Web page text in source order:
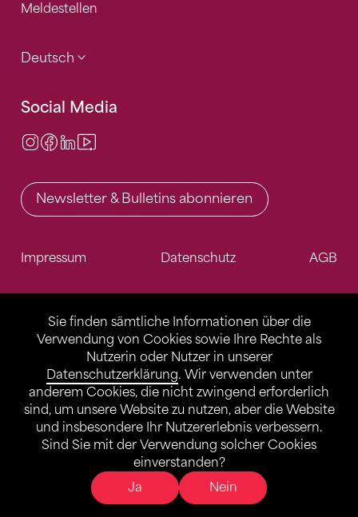
Sie finden sämtliche Informationen über die
Verwendung von Cookies sowie Ihre Rechte als
Nutzerin oder Nutzer in unserer
Datenschutzerklärung. Wir verwenden unter
anderem Cookies, die nicht zwingend erforderlich
sind, um unsere Website zu nutzen, aber die Website
und insbesondere Ihr Nutzererlebnis verbessern.
Sind Sie mit der Verwendung solcher Cookies
einverstanden?
Ja
Nein
Meldestellen
Deutsch
Social Media
Instagram
Facebook
LinkedIn
Newsletter & Bulletins abonnieren
Impressum Datenschutz AGB